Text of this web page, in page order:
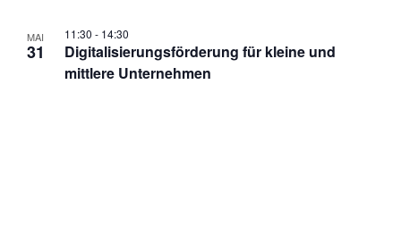
MAI
31
11:30 - 14:30
Digitalisierungsförderung für kleine und
mittlere Unternehmen